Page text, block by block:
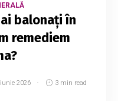
balonați în
remediem
2026 3 min read